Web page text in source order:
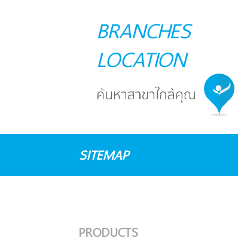
BRANCHES
LOCATION
SITEMAP
PRODUCTS